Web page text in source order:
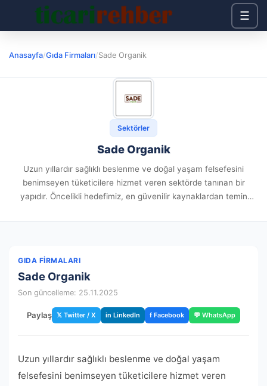
☰
Anasayfa/Gıda Firmaları/Sade Organik
Sektörler
Sade Organik
Uzun yıllardır sağlıklı beslenme ve doğal yaşam felsefesini
benimseyen tüketicilere hizmet veren sektörde tanınan bir
yapıdır. Öncelikli hedefimiz, en güvenilir kaynaklardan temin
GIDA FIRMALARI
Sade Organik
Son güncelleme: 25.11.2025
Paylaş 𝕏 Twitter / X in LinkedIn f Facebook 💬 WhatsApp
Uzun yıllardır sağlıklı beslenme ve doğal yaşam
felsefesini benimseyen tüketicilere hizmet veren